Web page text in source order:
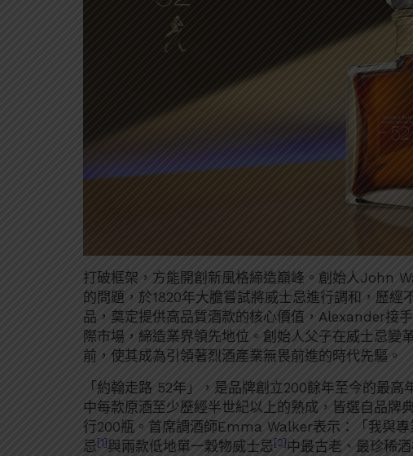
打破框架，方能開創新風格締造巔峰。創始人John
的問題，於1820年大膽嘗試將威士忌進行調和，歷
品，奠定提供高品質酒款的核心價值，Alexander接
際市場，締造業界領先地位。創始人父子在威士忌變
前，使其成為引領著烈酒產業無畏前進的時代先驅。
「約翰走路 52年」，是品牌創立200餘年至今的最
中每款原酒至少歷經半世紀以上的熟成，皆選自品牌
行200瓶。首席調酒師Emma Walker表示：「我與
忌 [1] 與兩款低地單一穀物威士忌 [2] 中最古老、最珍稀